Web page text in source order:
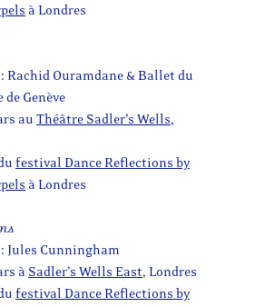
à Londres
Rachid Ouramdane & Ballet du
Genève
au Théâtre Sadler’s Wells,
festival Dance Reflections by
à Londres
Jules Cunningham
à Sadler’s Wells East, Londres
festival Dance Reflections by